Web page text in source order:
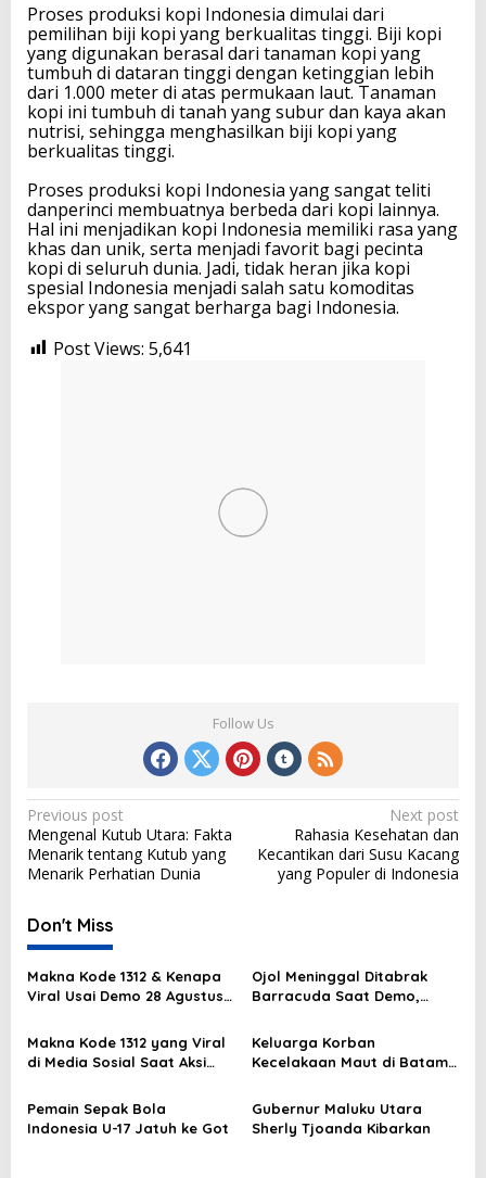
Proses produksi kopi Indonesia dimulai dari
pemilihan biji kopi yang berkualitas tinggi. Biji kopi
yang digunakan berasal dari tanaman kopi yang
tumbuh di dataran tinggi dengan ketinggian lebih
dari 1.000 meter di atas permukaan laut. Tanaman
kopi ini tumbuh di tanah yang subur dan kaya akan
nutrisi, sehingga menghasilkan biji kopi yang
berkualitas tinggi.
Proses produksi kopi Indonesia yang sangat teliti
danperinci membuatnya berbeda dari kopi lainnya.
Hal ini menjadikan kopi Indonesia memiliki rasa yang
khas dan unik, serta menjadi favorit bagi pecinta
kopi di seluruh dunia. Jadi, tidak heran jika kopi
spesial Indonesia menjadi salah satu komoditas
ekspor yang sangat berharga bagi Indonesia.
Post Views: 5,641
Follow Us
P
o
s
t
n
a
v
i
g
t
Previous post
Mengenal Kutub Utara: Fakta
Menarik tentang Kutub yang
Menarik Perhatian Dunia
Next post
Rahasia Kesehatan dan
Kecantikan dari Susu Kacang
yang Populer di Indonesia
Don't Miss
Makna Kode 1312 & Kenapa
Viral Usai Demo 28 Agustus
Ojol Meninggal Ditabrak
Barracuda Saat Demo,
Berduka
Makna Kode 1312 yang Viral
di Media Sosial Saat Aksi
Keluarga Korban
Kecelakaan Maut di Batam
Pemain Sepak Bola
Indonesia U-17 Jatuh ke Got
Gubernur Maluku Utara
Sherly Tjoanda Kibarkan